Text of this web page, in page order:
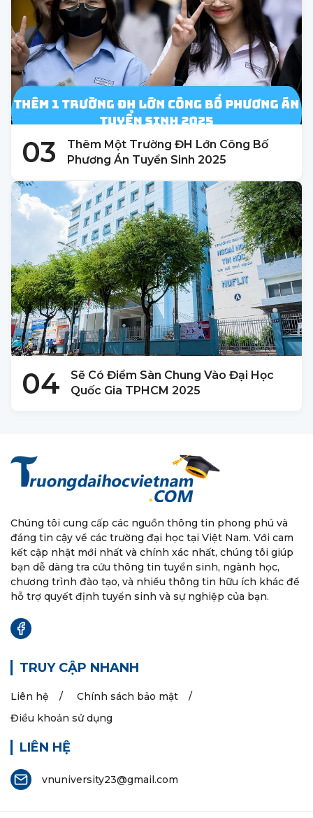
03
Thêm Một Trường ĐH Lớn Công Bố
Phương Án Tuyển Sinh 2025
04
Sẽ Có Điểm Sàn Chung Vào Đại Học
Quốc Gia TPHCM 2025
Chúng tôi cung cấp các nguồn thông tin phong phú và
đáng tin cậy về các trường đại học tại Việt Nam. Với cam
kết cập nhật mới nhất và chính xác nhất, chúng tôi giúp
bạn dễ dàng tra cứu thông tin tuyển sinh, ngành học,
chương trình đào tạo, và nhiều thông tin hữu ích khác để
hỗ trợ quyết định tuyển sinh và sự nghiệp của bạn.
TRUY CẬP NHANH
Liên hệ
Chính sách bảo mật
Điều khoản sử dụng
LIÊN HỆ
vnuniversity23@gmail.com